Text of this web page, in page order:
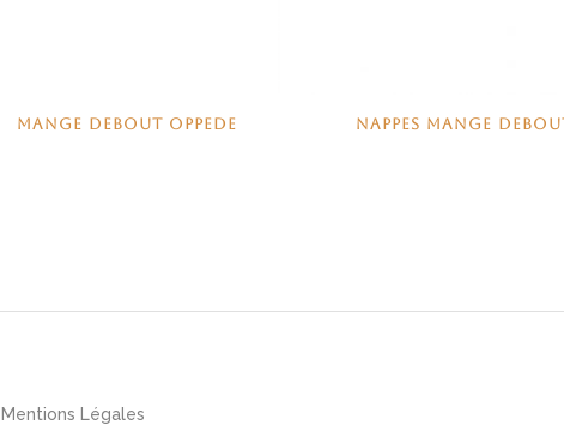
MANGE DEBOUT OPPEDE NAPPES MANGE
Mentions Légales